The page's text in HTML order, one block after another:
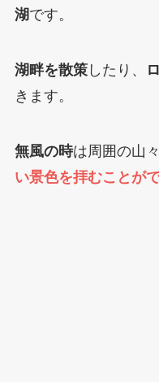
湖です。
湖畔を散策したり、
きます。
無風の時は周囲の山
い景色を拝むことがで